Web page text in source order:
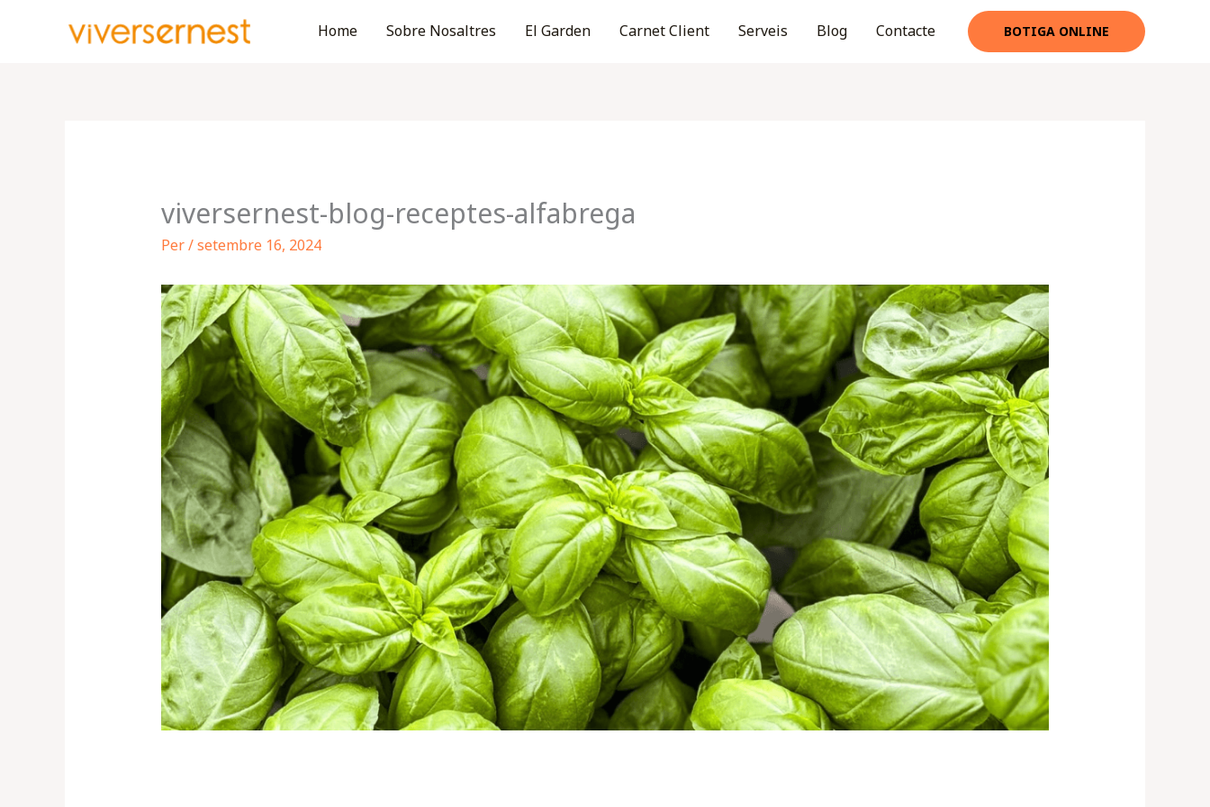
Home Sobre Nosaltres El Garden Carnet Client Serveis Blog Contacte BOTIGA ONLINE
viversernest-blog-receptes-alfabrega
Per/setembre 16, 2024